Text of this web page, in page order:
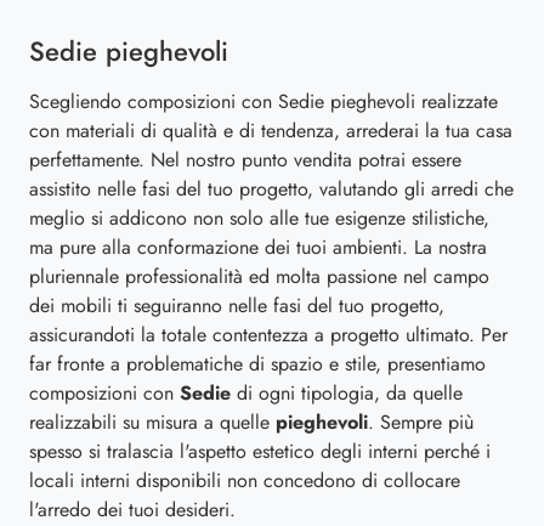
Sedie pieghevoli
Scegliendo composizioni con Sedie pieghevoli realizzate
con materiali di qualità e di tendenza, arrederai la tua casa
perfettamente. Nel nostro punto vendita potrai essere
assistito nelle fasi del tuo progetto, valutando gli arredi che
meglio si addicono non solo alle tue esigenze stilistiche,
ma pure alla conformazione dei tuoi ambienti. La nostra
pluriennale professionalità ed molta passione nel campo
dei mobili ti seguiranno nelle fasi del tuo progetto,
assicurandoti la totale contentezza a progetto ultimato. Per
far fronte a problematiche di spazio e stile, presentiamo
composizioni con Sedie di ogni tipologia, da quelle
realizzabili su misura a quelle pieghevoli. Sempre più
spesso si tralascia l'aspetto estetico degli interni perché i
locali interni disponibili non concedono di collocare
l'arredo dei tuoi desideri.